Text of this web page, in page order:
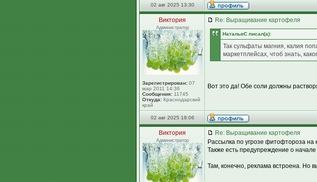
02 авг 2025 13:30
Виктория
Администратор
Зарегистрирован: 07
мар 2011 14:36
Сообщения: 11745
Откуда: Краснодарский
край
Re: Выращивание картофеля
НатальяС писал(а):
Так сульфаты магния, калия
маркетплейсах, чтоб знать,
Вот это да! Обе соли должны
02 авг 2025 18:06
Виктория
Администратор
Re: Выращивание картофеля
Рассылка по угрозе фитофтороза на
Также есть предупреждение о
Там, конечно, реклама встроена. Но